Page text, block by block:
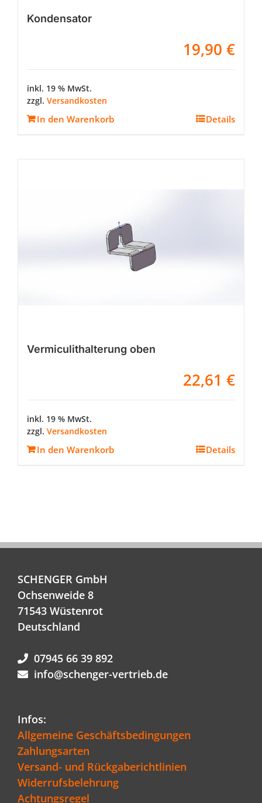
Kondensator
19,90 €
inkl. 19 % MwSt.
zzgl. Versandkosten
In den Warenkorb Details
Vermiculithalterung oben
22,61 €
inkl. 19 % MwSt.
zzgl. Versandkosten
In den Warenkorb Details
SCHENGER GmbH
Ochsenweide 8
71543 Wüstenrot
Deutschland
07945 66 39 892
info@schenger-vertrieb.de
Infos:
Allgemeine Geschäftsbedingungen
Zahlungsarten
Versand- und Rückgaberichtlinien
Widerrufsbelehrung
Achtungsregel